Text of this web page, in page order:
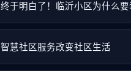
智慧社区服务改变社区生活